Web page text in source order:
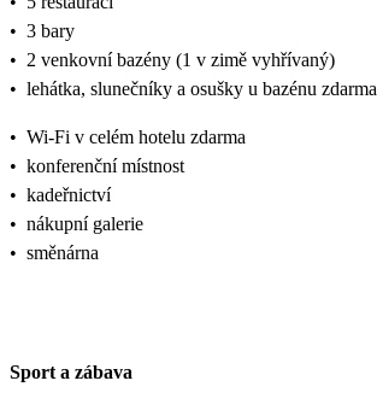
• 3 bary
• 2 venkovní bazény (1 v zimě vyhřívaný)
• lehátka, slunečníky a osušky u bazénu zdarma
• Wi-Fi v celém hotelu zdarma
• konferenční místnost
• kadeřnictví
• nákupní galerie
• směnárna
Sport a zábava